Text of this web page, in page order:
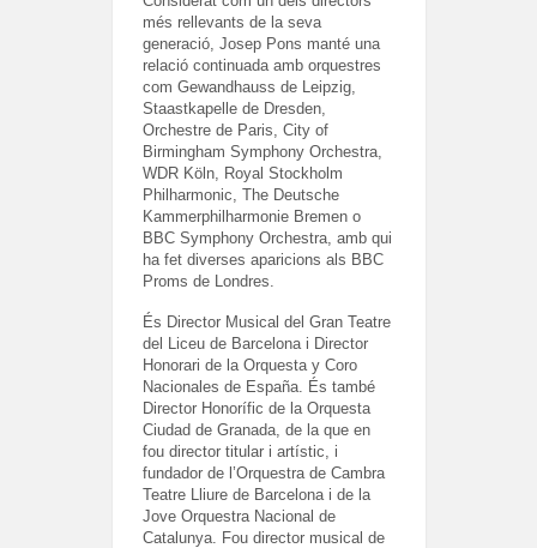
més rellevants de la seva
generació, Josep Pons manté una
relació continuada amb orquestres
com Gewandhauss de Leipzig,
Staastkapelle de Dresden,
Orchestre de Paris, City of
Birmingham Symphony Orchestra,
WDR Köln, Royal Stockholm
Philharmonic, The Deutsche
Kammerphilharmonie Bremen o
BBC Symphony Orchestra, amb qui
ha fet diverses aparicions als BBC
Proms de Londres.
És Director Musical del Gran Teatre
del Liceu de Barcelona i Director
Honorari de la Orquesta y Coro
Nacionales de España. És també
Director Honorífic de la Orquesta
Ciudad de Granada, de la que en
fou director titular i artístic, i
fundador de l’Orquestra de Cambra
Teatre Lliure de Barcelona i de la
Jove Orquestra Nacional de
Catalunya. Fou director musical de